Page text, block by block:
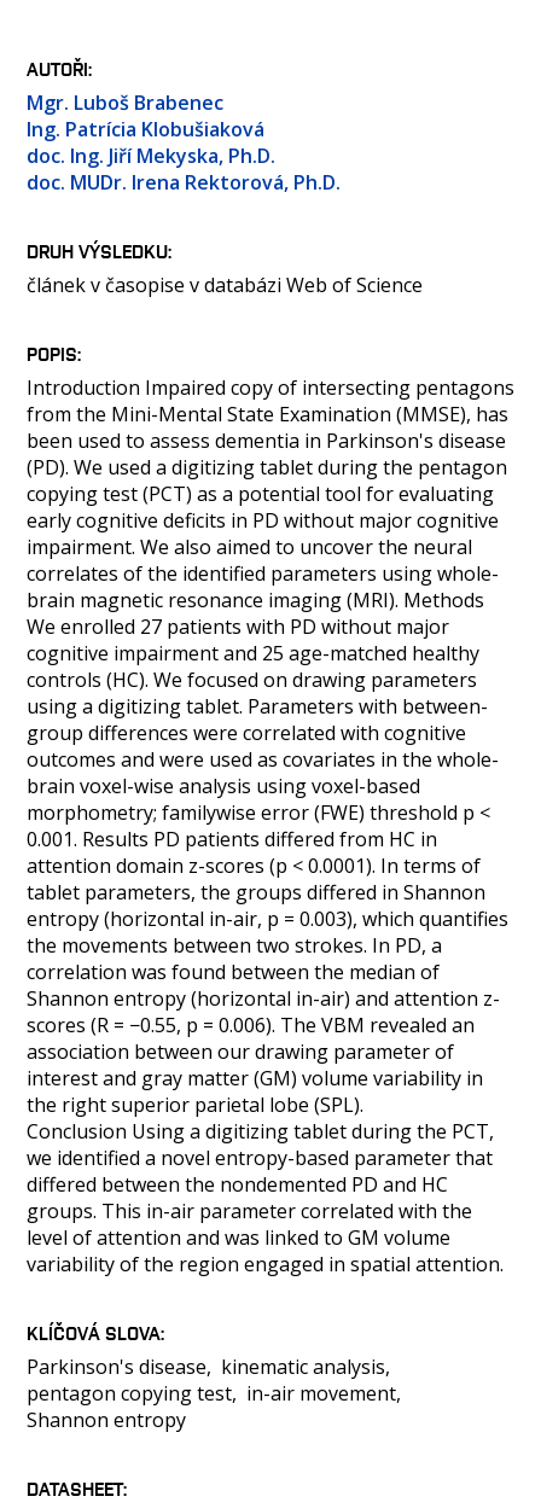
MEDIA
KONTAKT
AUTOŘI
Mgr. Luboš Brabenec
Ing. Patrícia Klobušiaková
doc. Ing. Jiří Mekyska, Ph.D.
doc. MUDr. Irena Rektorová, Ph.D.
DRUH VÝSLEDKU
článek v časopise v databázi Web of Science
POPIS
Introduction Impaired copy of intersecting pentagons
from the Mini-Mental State Examination (MMSE), has
been used to assess dementia in Parkinson's disease
(PD). We used a digitizing tablet during the pentagon
copying test (PCT) as a potential tool for evaluating
early cognitive deficits in PD without major cognitive
impairment. We also aimed to uncover the neural
correlates of the identified parameters using whole-
brain magnetic resonance imaging (MRI). Methods
We enrolled 27 patients with PD without major
cognitive impairment and 25 age-matched healthy
controls (HC). We focused on drawing parameters
using a digitizing tablet. Parameters with between-
group differences were correlated with cognitive
outcomes and were used as covariates in the whole-
brain voxel-wise analysis using voxel-based
morphometry; familywise error (FWE) threshold p <
0.001. Results PD patients differed from HC in
attention domain z-scores (p < 0.0001). In terms of
tablet parameters, the groups differed in Shannon
entropy (horizontal in-air, p = 0.003), which quantifies
the movements between two strokes. In PD, a
correlation was found between the median of
Shannon entropy (horizontal in-air) and attention z-
scores (R = −0.55, p = 0.006). The VBM revealed an
association between our drawing parameter of
interest and gray matter (GM) volume variability in
the right superior parietal lobe (SPL).
Conclusion Using a digitizing tablet during the PCT,
we identified a novel entropy-based parameter that
differed between the nondemented PD and HC
groups. This in-air parameter correlated with the
level of attention and was linked to GM volume
variability of the region engaged in spatial attention.
KLÍČOVÁ SLOVA
Parkinson's disease
kinematic analysis
pentagon copying test in-air movement
Shannon entropy
DATASHEET